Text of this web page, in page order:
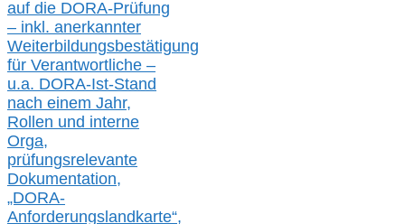
auf die DORA-Prüfung
– inkl. anerkannter
Weiterbildungsbestätigung
für Verantwortliche –
u.a. DORA-Ist-Stand
nach einem Jahr,
Rollen und interne
Orga,
prüfungsrelevante
Dokumentation,
„DORA-
Anforderungslandkarte“,